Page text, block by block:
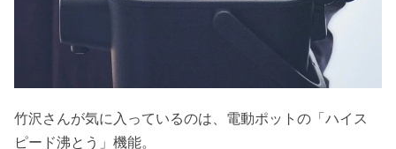
竹沢さんが気に入っているのは、電動ポットの「ハイス
ピード沸とう」機能。